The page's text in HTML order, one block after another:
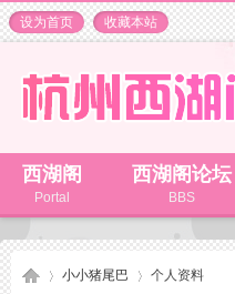
设为首页 收藏本站
西湖阁
Portal
西湖阁论坛
BBS
小小猪尾巴 个人资料